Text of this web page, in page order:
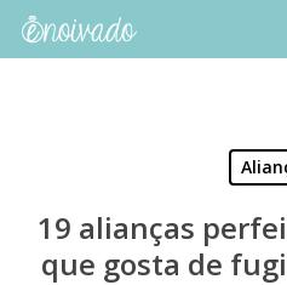
Skip
19 alianças
que gosta de